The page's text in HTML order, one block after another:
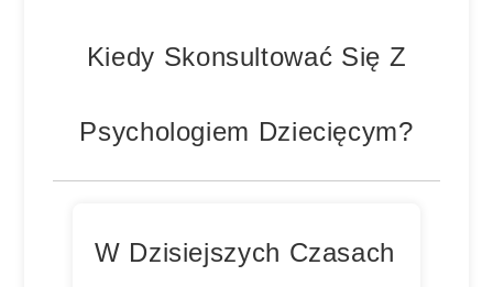
Kiedy Skonsultować Się Z
Psychologiem Dziecięcym?
W Dzisiejszych Czasach